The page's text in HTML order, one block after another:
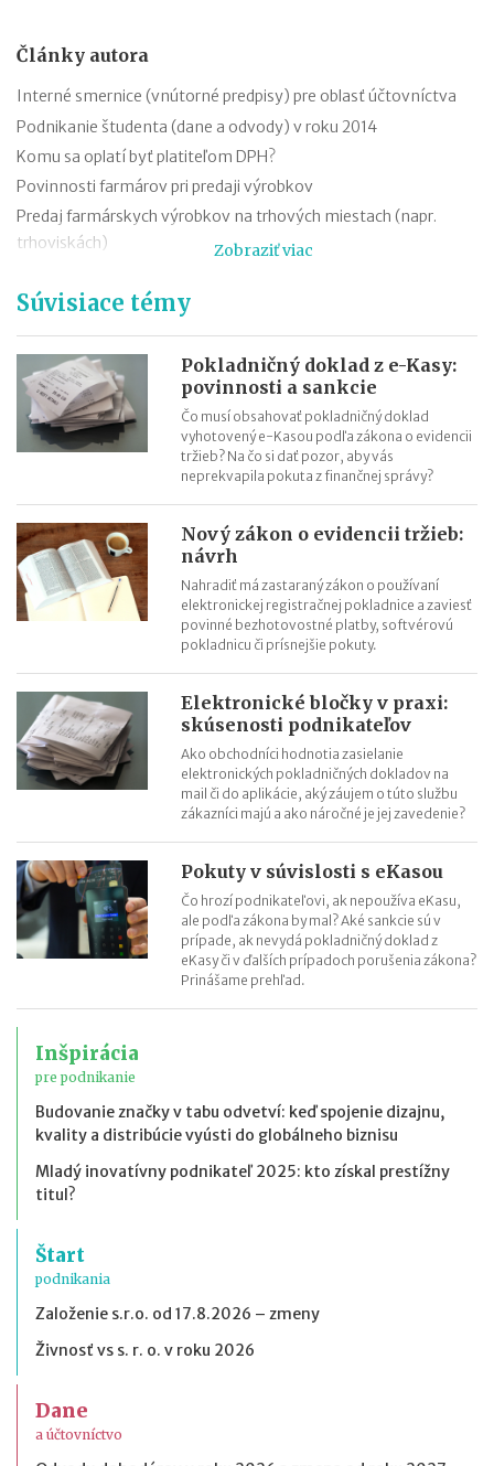
Články autora
Interné smernice (vnútorné predpisy) pre oblasť účtovníctva
Podnikanie študenta (dane a odvody) v roku 2014
Komu sa oplatí byť platiteľom DPH?
Povinnosti farmárov pri predaji výrobkov
Predaj farmárskych výrobkov na trhových miestach (napr.
trhoviskách)
Sadzby dane z príjmov v SR v rokoch 2012 – 2014
Zobraziť viac
Súvisiace témy
Pokladničný doklad z e-Kasy:
povinnosti a sankcie
Čo musí obsahovať pokladničný doklad
vyhotovený e-Kasou podľa zákona o evidencii
tržieb? Na čo si dať pozor, aby vás
neprekvapila pokuta z finančnej správy?
Nový zákon o evidencii tržieb:
návrh
Nahradiť má zastaraný zákon o používaní
elektronickej registračnej pokladnice a zaviesť
povinné bezhotovostné platby, softvérovú
pokladnicu či prísnejšie pokuty.
Elektronické bločky v praxi:
skúsenosti podnikateľov
Ako obchodníci hodnotia zasielanie
elektronických pokladničných dokladov na
mail či do aplikácie, aký záujem o túto službu
zákazníci majú a ako náročné je jej zavedenie?
Pokuty v súvislosti s eKasou
Čo hrozí podnikateľovi, ak nepoužíva eKasu,
ale podľa zákona by mal? Aké sankcie sú v
prípade, ak nevydá pokladničný doklad z
eKasy či v ďalších prípadoch porušenia zákona?
Prinášame prehľad.
Inšpirácia
pre podnikanie
Budovanie značky v tabu odvetví: keď spojenie dizajnu,
kvality a distribúcie vyústi do globálneho biznisu
Mladý inovatívny podnikateľ 2025: kto získal prestížny
titul?
Štart
podnikania
Založenie s.r.o. od 17.8.2026 – zmeny
Živnosť vs s. r. o. v roku 2026
Dane
a účtovníctvo